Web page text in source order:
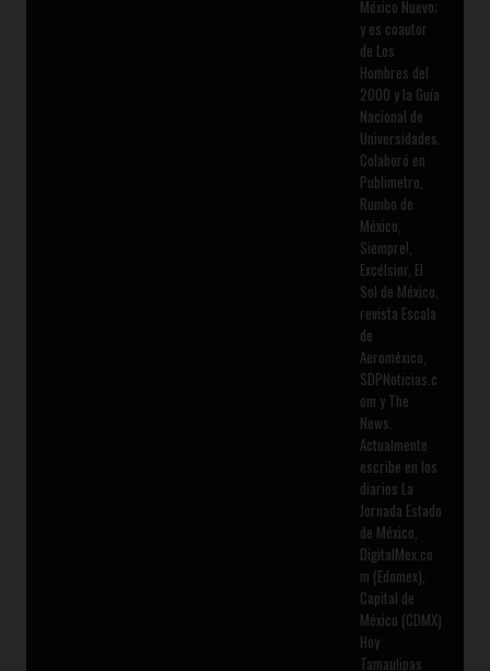
México Nuevo;
y es coautor
de Los
Hombres del
2000 y la Guía
Nacional de
Universidades.
Colaboró en
Publimetro,
Rumbo de
México,
Siempre!,
Excélsior, El
Sol de México,
revista Escala
de
Aeroméxico,
SDPNoticias.c
om y The
News.
Actualmente
escribe en los
diarios La
Jornada Estado
de México,
DigitalMex.co
m (Edomex),
Capital de
México (CDMX)
Hoy
Tamaulipas